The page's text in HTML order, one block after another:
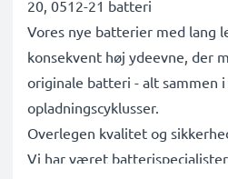
20, 0512-21 batteri
Vores nye batterier med lang
konsekvent høj ydeevne, der
originale batteri - alt sammen
opladningscyklusser.
Overlegen kvalitet og
Vi har været